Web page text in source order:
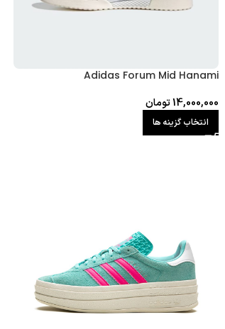
Adidas Forum Mid Hanami
14,000,000تومان
انتخاب گزینه ها